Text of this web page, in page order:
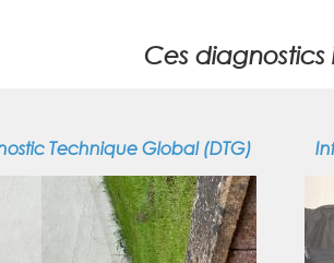
Ces diagnostics
Technique Global (DTG)